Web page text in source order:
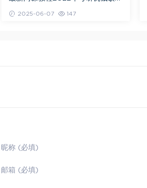
度网盘资源打包下载
2025-06-07 147
昵称 (必填)
邮箱 (必填)